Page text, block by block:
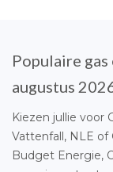
Populaire
augustus
Kiezen jullie voor
Vattenfall, NLE of
Budget Energie,